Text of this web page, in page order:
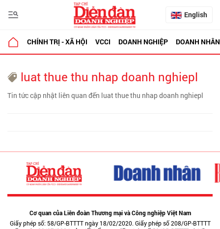
English
CHÍNH TRỊ - XÃ HỘI VCCI DOANH NGHIỆP DOANH NHÂN
luat thue thu nhap doanh nghiepl
Tin tức cập nhật liên quan đến luat thue thu nhap doanh nghiepl
Cơ quan của Liên đoàn Thương mại và Công nghiệp Việt Nam
Giấy phép số: 58/GP-BTTTT ngày 18/02/2020. Giấy phép số 208/GP-BTTTT